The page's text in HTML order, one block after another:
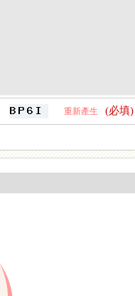
重新產生 (必填)